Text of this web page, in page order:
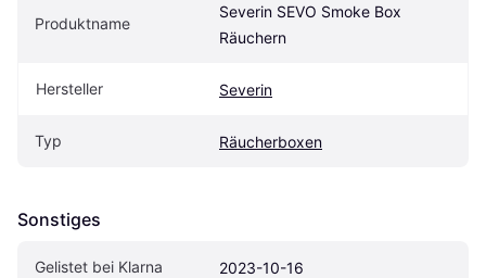
Produktname
Severin SEVO Smoke Box
Räuchern
Hersteller Severin
Typ Räucherboxen
Sonstiges
Gelistet bei Klarna 2023-10-16